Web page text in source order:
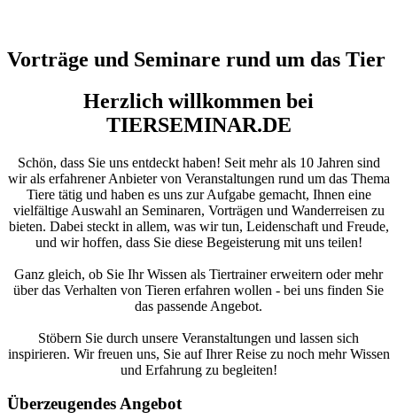
Vorträge und Seminare rund um das Tier
Herzlich willkommen bei
TIERSEMINAR.DE
Schön, dass Sie uns entdeckt haben! Seit mehr als 10 Jahren sind
wir als erfahrener Anbieter von Veranstaltungen rund um das Thema
Tiere tätig und haben es uns zur Aufgabe gemacht, Ihnen eine
vielfältige Auswahl an Seminaren, Vorträgen und Wanderreisen zu
bieten. Dabei steckt in allem, was wir tun, Leidenschaft und Freude,
und wir hoffen, dass Sie diese Begeisterung mit uns teilen!
Ganz gleich, ob Sie Ihr Wissen als Tiertrainer erweitern oder mehr
über das Verhalten von Tieren erfahren wollen - bei uns finden Sie
das passende Angebot.
Stöbern Sie durch unsere Veranstaltungen und lassen sich
inspirieren. Wir freuen uns, Sie auf Ihrer Reise zu noch mehr Wissen
und Erfahrung zu begleiten!
Überzeugendes Angebot